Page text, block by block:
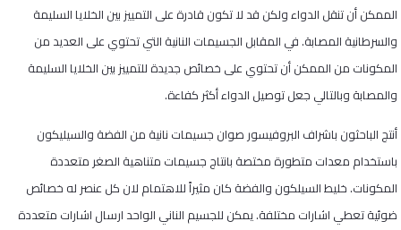
الممكن أن تنقل الدواء ولكن قد لا تكون قادرة على التمييز بين الخلايا السليمة
والسرطانية المصابة. في المقابل الجسيمات النانية التي تحتوي على العديد من
المكونات من الممكن أن تحتوي على خصائص جديدة للتمييز بين الخلايا السليمة
والمصابة وبالتالي جعل توصيل الدواء أكثر كفاءة.
أنتج الباحثون باشراف البروفيسور صوان جسيمات نانية من الفضة والسيليكون
باستخدام معدات متطورة مختصة بانتاج جسيمات متناهية الصغر متعددة
المكونات. خليط السيلكون والفضة كان مثيراً للاهتمام لان كل عنصر له خصائص
ضوئية تعطي اشارات مختلفة. يمكن للجسيم الناني الواحد ارسال اشارات متعددة